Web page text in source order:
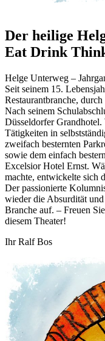
Der heilige
Eat Drink
Helge Unterweg –
Seit seinem 15.
Restaurantbranche,
Nach seinem
Düsseldorfer Grandhotel.
Tätigkeiten in
zweifach besternten
sowie dem einfach
Excelsior Hotel Ernst.
machte, entwickelte sich
Der passionierte
wieder die Absurdität
Branche auf. – Freuen
diesem Theater!
Ihr Ralf Bos